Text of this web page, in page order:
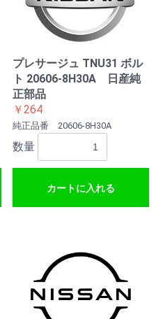
プレサージュ TNU31 ボル
ト 20606-8H30A 日産純
正部品
￥264
純正品番 20606-8H30A
数量
カートに入れる